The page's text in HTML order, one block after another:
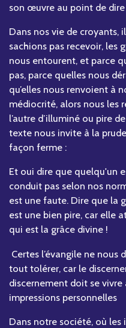
son œuvre au point de
Dans nos vie de croyants,
sachions pas recevoir, les
nous entourent, et parce
pas, parce quelles nous
qu’elles nous renvoient à
médiocrité, alors nous les
l’autre d’illuminé ou pire
texte nous invite à la
façon ferme :
Et oui dire que quelqu'un
conduit pas selon nos
est une faute. Dire que la
est une bien pire, car elle
qui est la grâce divine !
Certes l’évangile ne
tout tolérer, car le
discernement doit se
impressions personnelles
Dans notre société, où